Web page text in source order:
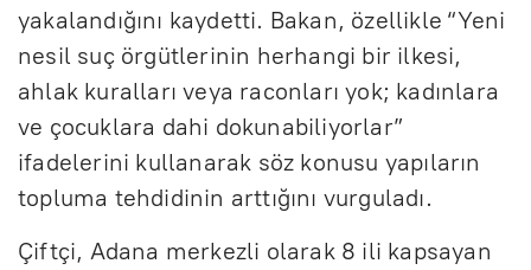
yakalandığını kaydetti. Bakan, özellikle “Yeni
nesil suç örgütlerinin herhangi bir ilkesi,
ahlak kuralları veya raconları yok; kadınlara
ve çocuklara dahi dokunabiliyorlar”
ifadelerini kullanarak söz konusu yapıların
topluma tehdidinin arttığını vurguladı.
Çiftçi, Adana merkezli olarak 8 ili kapsayan